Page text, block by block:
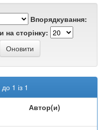
Впорядкування:
на сторінку:
1 із 1
Автор(и)